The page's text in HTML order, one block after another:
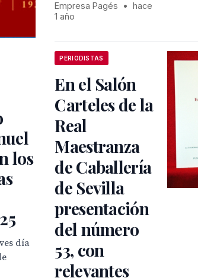
los
día
Empresa Pagés •
hace
1 año
PERIODISTAS
En el Salón
Carteles de la
Real
Maestranza
de Caballería
de Sevilla
presentación
del número
53, con
relevantes